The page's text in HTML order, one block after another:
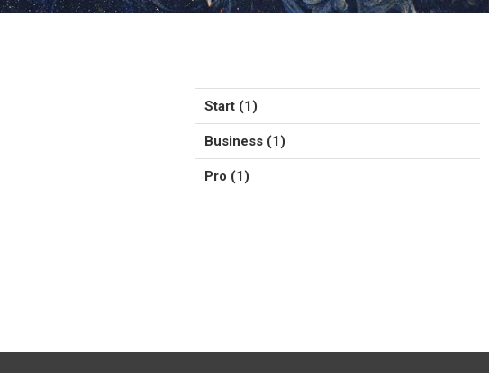
Start (1)
Business (1)
Pro (1)